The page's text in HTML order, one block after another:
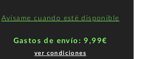
Avísame cuando esté disponible
Gastos de envío: 9,99€
ver condiciones